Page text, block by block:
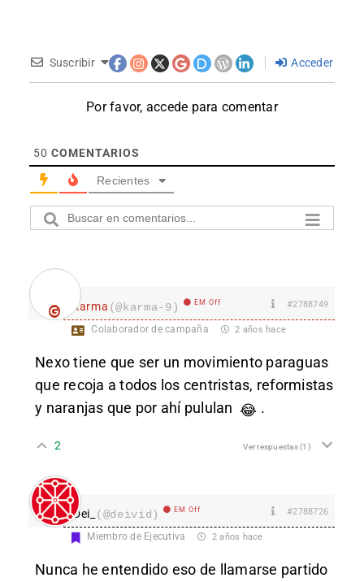
Suscribir Acceder
Por favor, accede para comentar
50 COMENTARIOS
Recientes
karma (@karma-9) EM Off #2788749
Colaborador de campaña 2 años hace
Nexo tiene que ser un movimiento paraguas
que recoja a todos los centristas, reformistas
y naranjas que por ahí pululan 😂 .
2 Ver respuestas(1)
Dei_ (@deivid) EM Off #2788726
Miembro de Ejecutiva 2 años hace
Nunca he entendido eso de llamarse partido